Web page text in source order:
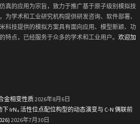
真的应用为宗旨，致力于推广基于原子级别模拟技
为学术和工业研究机构提供研发咨询、软件部署、
科技提供的模拟方案具有面向应用、模型新颖、功
特点，已经服务于众多的学术和工业用户。 欢迎加
金相变性质2026年8月6日
IrN₄ 活性位点配位构型的动态演变与 C-N 偶联前
2026年7月30日